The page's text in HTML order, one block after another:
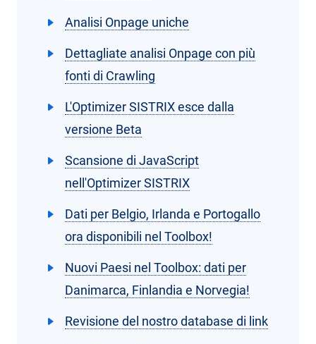
Analisi Onpage uniche
Dettagliate analisi Onpage con più
fonti di Crawling
L'Optimizer SISTRIX esce dalla
versione Beta
Scansione di JavaScript
nell'Optimizer SISTRIX
Dati per Belgio, Irlanda e Portogallo
ora disponibili nel Toolbox!
Nuovi Paesi nel Toolbox: dati per
Danimarca, Finlandia e Norvegia!
Revisione del nostro database di link